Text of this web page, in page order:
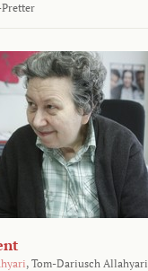
, Tom-Dariusch Allahyari